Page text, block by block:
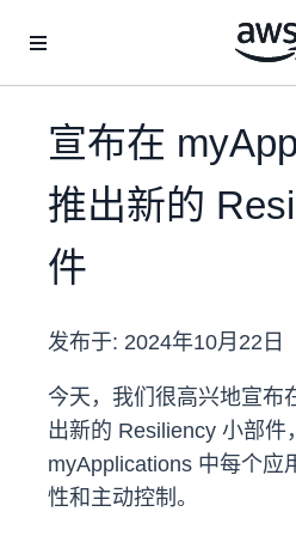
宣布在
推出新的
件
发布于: 2024年10月22日
今天，我们很高兴地宣布
出新的 Resiliency 小部件
myApplications 中每个应
性和主动控制。